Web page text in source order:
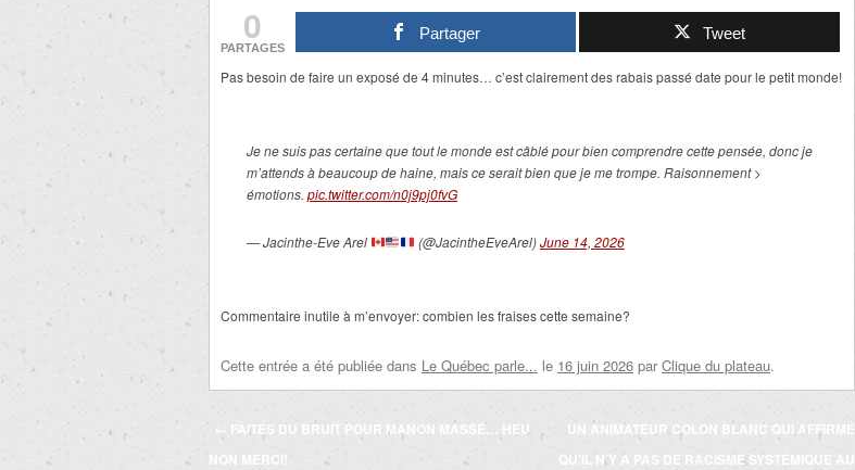
0
PARTAGES
Partager Tweet
Pas besoin de faire un exposé de 4 minutes… c’est clairement des rabais passé date pour le petit monde!
Je ne suis pas certaine que tout le monde est câblé pour bien comprendre cette pensée, donc je
m’attends à beaucoup de haine, mais ce serait bien que je me trompe. Raisonnement >
émotions. pic.twitter.com/n0j9pj0fvG
— Jacinthe-Eve Arel (@JacintheEveArel)June 14, 2026
Commentaire inutile à m’envoyer: combien les fraises cette semaine?
Cette entrée a été publiée dans Le Québec parle... le 16 juin 2026 par Clique du plateau.
Navigation
des
← FAITES DU BRUIT POUR MANON MASSÉ… HEU
NON MERCI!
UN ANIMATEUR COLON BLANC QUI AFFIRME
QU’IL N’Y A PAS DE RACISME SYSTÉMIQUE AU